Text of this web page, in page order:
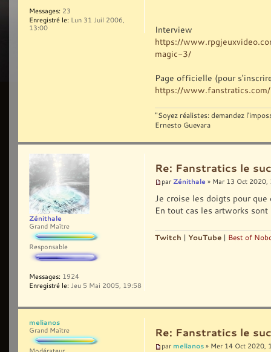
Interview
https://
magic-3/
Page officielle (pour
https://www.fanstratics.com/
"Soyez réalistes: demandez
Ernesto Guevara
Messages: 23
Enregistré le: Lun 31 Juil 2006,
13:00
Re: Fanstratics le
par Zénithale » Mar 13 Oct 2020,
Je croise les doigts pour
En tout cas les artworks
Twitch | YouTube | Best of
Zénithale
Grand Maître
Responsable
Messages: 1924
Enregistré le: Jeu 5 Mai 2005, 19:58
Re: Fanstratics le
par melianos » Mer 14 Oct 2020,
melianos
Grand Maître